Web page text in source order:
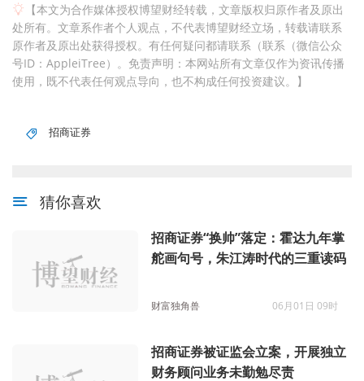
【本文为合作媒体授权博望财经转载，文章版权归原作者及原出
处所有。文章系作者个人观点，不代表博望财经立场，转载请联系
原作者及原出处获得授权。有任何疑问都请联系（联系（微信公众
号ID：AppleiTree）。免责声明：本网站所有文章仅作为资讯传播
使用，既不代表任何观点导向，也不构成任何投资建议。】
招商证券
猜你喜欢
招商证券“换帅”落定：霍达九年掌
舵画句号，朱江涛时代的三重读码
财富独角兽 06月01日 09时
招商证券被证监会立案，开展独立
财务顾问业务未勤勉尽责